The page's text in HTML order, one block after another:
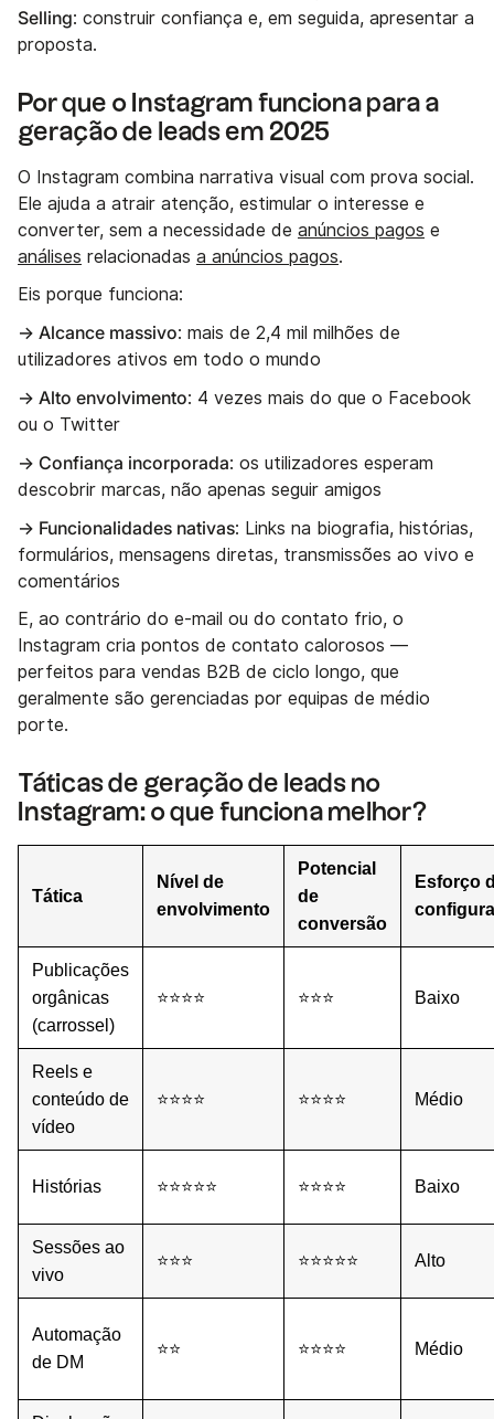
Selling: construir confiança e, em seguida, apresentar a
proposta.
Por que o Instagram funciona para a
geração de leads em 2025
O Instagram combina narrativa visual com prova social.
Ele ajuda a atrair atenção, estimular o interesse e
converter, sem a necessidade de anúncios pagos e
análises relacionadas a anúncios pagos.
Eis porque funciona:
→ Alcance massivo: mais de 2,4 mil milhões de
utilizadores ativos em todo o mundo
→ Alto envolvimento: 4 vezes mais do que o Facebook
ou o Twitter
→ Confiança incorporada: os utilizadores esperam
descobrir marcas, não apenas seguir amigos
→ Funcionalidades nativas: Links na biografia, histórias,
formulários, mensagens diretas, transmissões ao vivo e
comentários
E, ao contrário do e-mail ou do contato frio, o
Instagram cria pontos de contato calorosos —
perfeitos para vendas B2B de ciclo longo, que
geralmente são gerenciadas por equipas de médio
porte.
Táticas de geração de leads no
Instagram: o que funciona melhor?
Tática
Nível de
envolvimento
Potencial
de
conversão
Esforço
Publicações
orgânicas
(carrossel)
⭐⭐⭐⭐ ⭐⭐⭐ Baixo
Reels e
conteúdo de
vídeo
⭐⭐⭐⭐ ⭐⭐⭐⭐ Médio
Histórias ⭐⭐⭐⭐⭐ ⭐⭐⭐⭐ Baixo
Sessões ao
vivo
⭐⭐⭐ ⭐⭐⭐⭐⭐ Alto
Automação
de DM
⭐⭐ ⭐⭐⭐⭐ Médio